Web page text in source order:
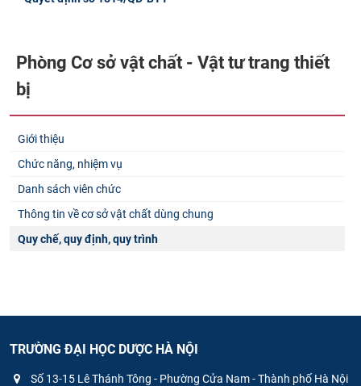
Phòng Cơ sở vật chất - Vật tư trang thiết
bị
Giới thiệu
Chức năng, nhiệm vụ
Danh sách viên chức
Thông tin về cơ sở vật chất dùng chung
Quy chế, quy định, quy trình
TRƯỜNG ĐẠI HỌC DƯỢC HÀ NỘI
Số 13-15 Lê Thánh Tông - Phường Cửa Nam - Thành phố Hà Nội